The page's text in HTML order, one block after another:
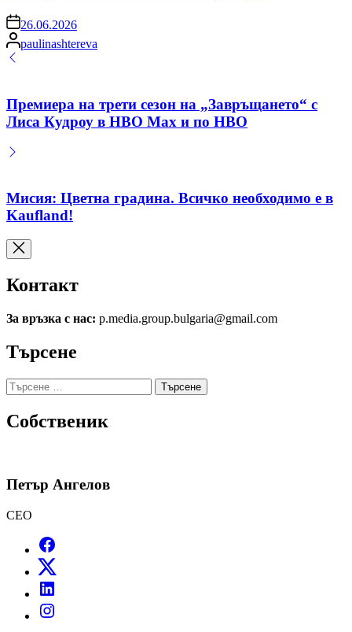
on 26.06.2026
Posted
by
paulinashtereva
Премиера на трети сезон на „Завръщането“ с
Лиса Кудроу в HBO Max и по HBO
Мисия: Цветна градина. Всичко необходимо е в
Kaufland!
Контакт
За връзка с нас: p.media.group.bulgaria@gmail.com
Търсене
Търсене
за:
Собственик
Петър Ангелов
CEO